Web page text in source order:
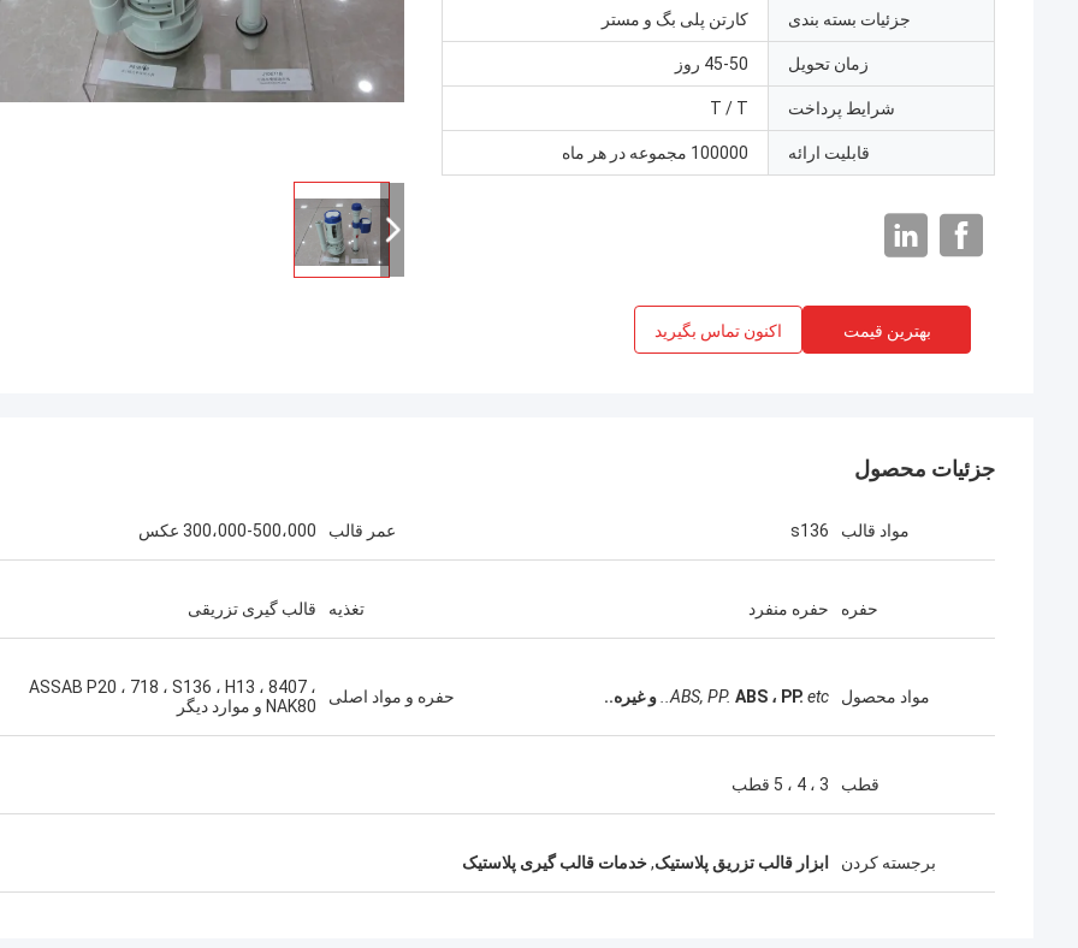
جزئیات بسته بندی کارتن پلی بگ و مستر
زمان تحویل 45-50 روز
شرایط پرداخت T / T
قابلیت ارائه 100000 مجموعه در هر ماه
بهترین قیمت اکنون تماس بگیرید
جزئیات محصول
مواد قالب s136 عمر قالب 300،000-500،000 عکس
حفره حفره منفرد تغذیه قالب گیری تزریقی
مواد محصول ABS, PP. ABS ، PP. etc.. و غیره.. حفره و مواد اصلی
ASSAB P20 ، 718 ، S136 ، H13 ، 8407 ،
NAK80 و موارد دیگر
قطب 3 ، 4 ، 5 قطب
برجسته کردن ابزار قالب تزریق پلاستیک,خدمات قالب گیری پلاستیک